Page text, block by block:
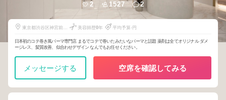
2 1527 2
東京都渋谷区神宮前5-
美容師歴0年 平均予算-円
日本初のコテ巻き風パーマ専門店 まるでコテで巻いたみたいなパーマと話題 薬剤は全てオリジナル ダメ
ージレス、髪質改善、似合わせデザイン なんでもお任せください。
メッセージする 空席を確認してみる